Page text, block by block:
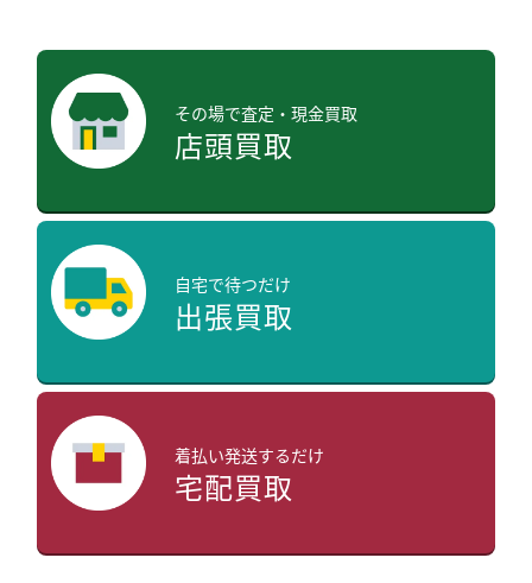
その場で査定・現金買取
店頭買取
自宅で待つだけ
出張買取
着払い発送するだけ
宅配買取